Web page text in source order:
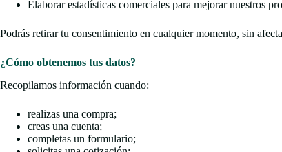
Elaborar estadísticas comerciales para mejorar nuestros
Podrás retirar tu consentimiento en cualquier momento, sin
¿Cómo obtenemos tus datos?
Recopilamos información cuando:
realizas una compra;
creas una cuenta;
completas un formulario;